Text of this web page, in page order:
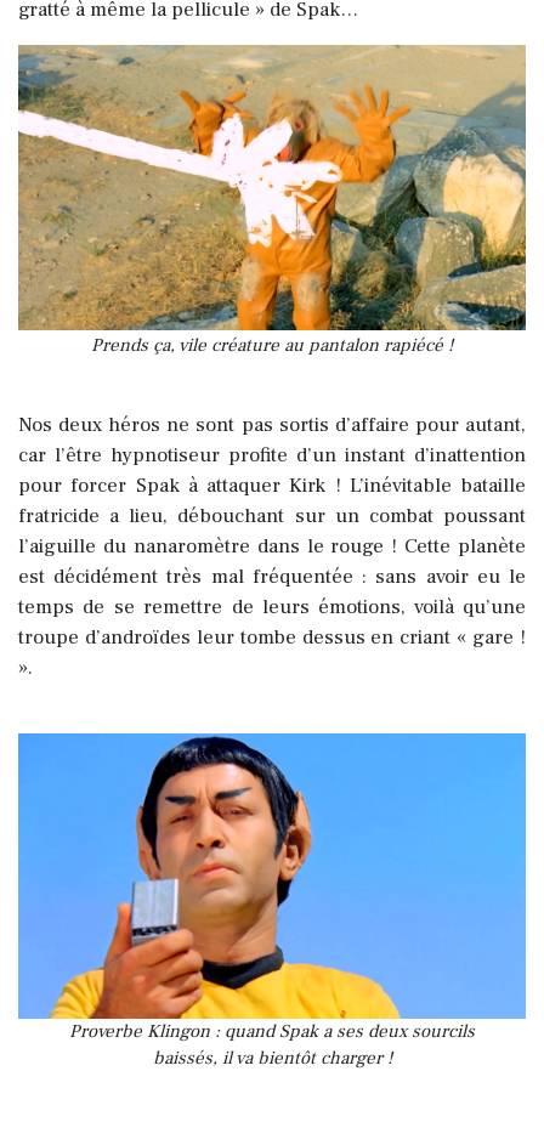
gratté à même la pellicule » de Spak…
Prends ça, vile créature au pantalon rapiécé !
Nos deux héros ne sont pas sortis d’affaire pour autant,
car l’être hypnotiseur profite d’un instant d’inattention
pour forcer Spak à attaquer Kirk ! L’inévitable bataille
fratricide a lieu, débouchant sur un combat poussant
l’aiguille du nanaromètre dans le rouge ! Cette planète
est décidément très mal fréquentée : sans avoir eu le
temps de se remettre de leurs émotions, voilà qu’une
troupe d’androïdes leur tombe dessus en criant « gare !
».
Proverbe Klingon : quand Spak a ses deux sourcils
baissés, il va bientôt charger !